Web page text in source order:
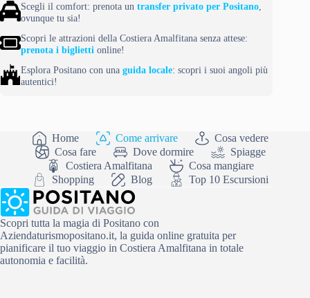
Scegli il comfort: prenota un transfer privato per Positano,
ovunque tu sia!
Scopri le attrazioni della Costiera Amalfitana senza attese:
prenota i biglietti online!
Esplora Positano con una guida locale: scopri i suoi angoli più
autentici!
Home Come arrivare
Cosa vedere
Cosa fare
Dove dormire
Spiagge
Costiera Amalfitana
Cosa mangiare
Shopping
Blog Top 10 Escursioni
Scopri tutta la magia di Positano con
Aziendaturismopositano.it, la guida online gratuita per
pianificare il tuo viaggio in Costiera Amalfitana in totale
autonomia e facilità.